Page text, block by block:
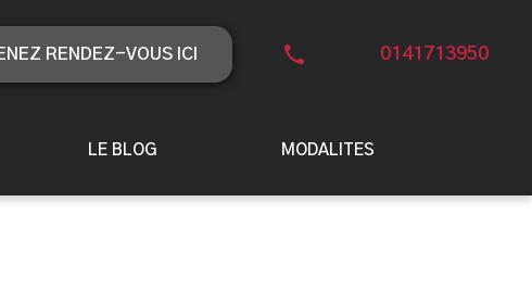
RENDEZ-VOUS ICI 0141713950
LE BLOG MODALITES